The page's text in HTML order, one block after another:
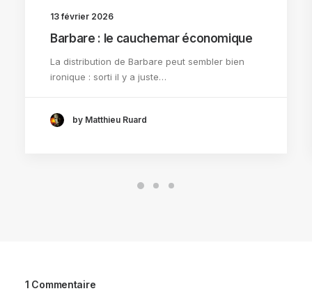
13 février 2026
Barbare : le cauchemar économique
La distribution de Barbare peut sembler bien
ironique : sorti il y a juste…
by Matthieu Ruard
1 Commentaire